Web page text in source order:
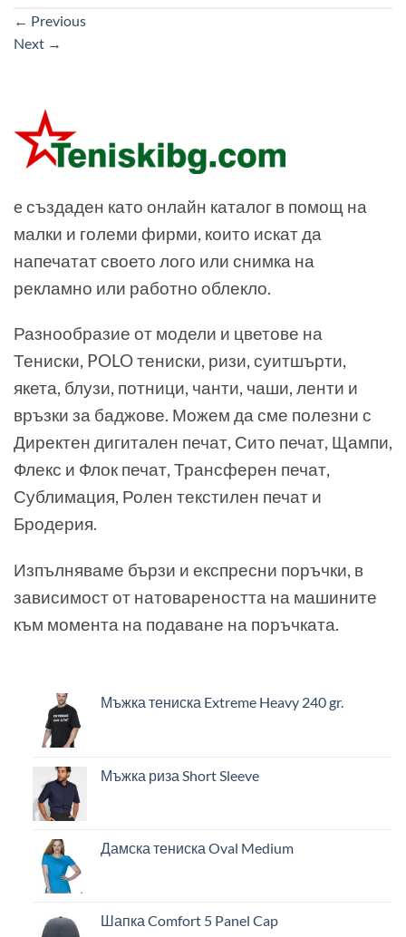
← Previous
Next →
e създаден като онлайн каталог в помощ на
малки и големи фирми, които искат да
напечатат своето лого или снимка на
рекламно или работно облекло.
Разнообразие от модели и цветове на
Тениски, POLO тениски, ризи, суитшърти,
якета, блузи, потници, чанти, чаши, ленти и
връзки за баджове. Можем да сме полезни с
Директен дигитален печат, Сито печат, Щампи,
Флекс и Флок печат, Трансферен печат,
Сублимация, Ролен текстилен печат и
Бродерия.
Изпълняваме бързи и експресни поръчки, в
зависимост от натовареността на машините
към момента на подаване на поръчката.
Мъжка тениска Extreme Heavy 240 gr.
Мъжка риза Short Sleeve
Дамска тениска Oval Medium
Шапка Comfort 5 Panel Cap